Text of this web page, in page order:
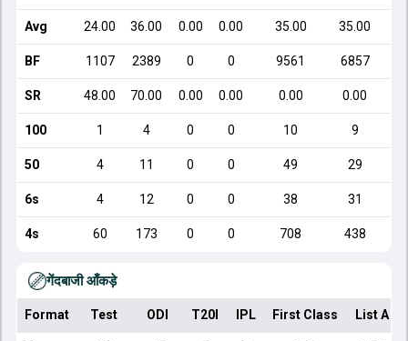
Avg 24.00 36.00 0.00 0.00 35.00 35.00
BF 1107 2389 0 0 9561 6857
SR 48.00 70.00 0.00 0.00 0.00 0.00
100 1 4 0 0 10 9
50 4 11 0 0 49 29
6s 4 12 0 0 38 31
4s 60 173 0 0 708 438
गेंदबाजी आँकड़े
Format Test ODI T20I IPL First Class List A